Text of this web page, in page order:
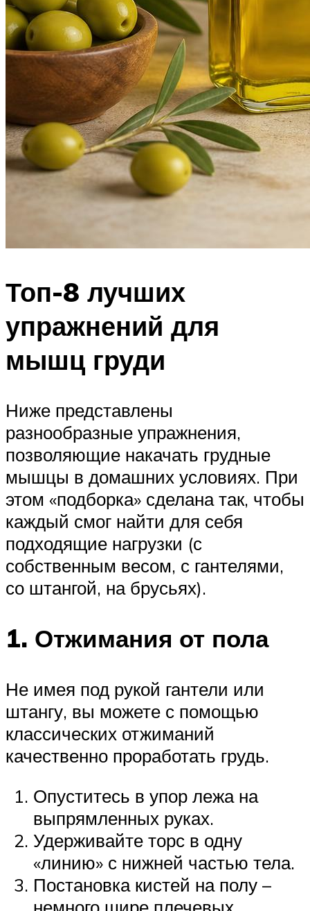
Топ-8 лучших
упражнений для
мышц груди
Ниже представлены
разнообразные упражнения,
позволяющие накачать грудные
мышцы в домашних условиях. При
этом «подборка» сделана так, чтобы
каждый смог найти для себя
подходящие нагрузки (с
собственным весом, с гантелями,
со штангой, на брусьях).
1. Отжимания от пола
Не имея под рукой гантели или
штангу, вы можете с помощью
классических отжиманий
качественно проработать грудь.
Опуститесь в упор лежа на
выпрямленных руках.
Удерживайте торс в одну
«линию» с нижней частью тела.
Постановка кистей на полу –